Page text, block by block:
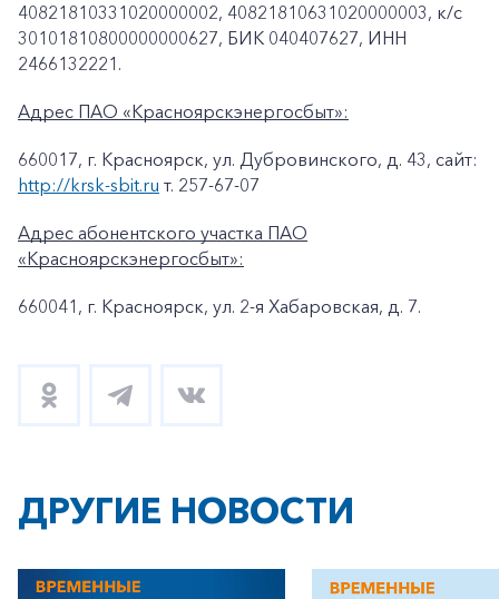
40821810331020000002, 40821810631020000003, к/c
30101810800000000627, БИК 040407627, ИНН
2466132221.
Адрес ПАО «Красноярскэнергосбыт»:
660017, г. Красноярск, ул. Дубровинского, д. 43, сайт:
http://krsk-sbit.ru т. 257-67-07
Адрес абонентского участка ПАО
«Красноярскэнергосбыт»:
660041, г. Красноярск, ул. 2-я Хабаровская, д. 7.
ДРУГИЕ НОВОСТИ